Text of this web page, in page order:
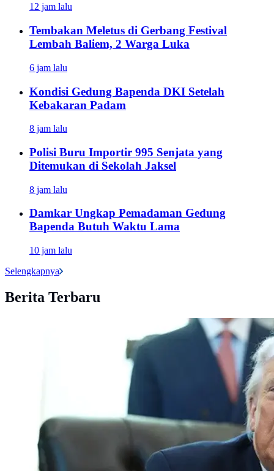
12 jam lalu
Tembakan Meletus di Gerbang Festival
Lembah Baliem, 2 Warga Luka
6 jam lalu
Kondisi Gedung Bapenda DKI Setelah
Kebakaran Padam
8 jam lalu
Polisi Buru Importir 995 Senjata yang
Ditemukan di Sekolah Jaksel
8 jam lalu
Damkar Ungkap Pemadaman Gedung
Bapenda Butuh Waktu Lama
10 jam lalu
Selengkapnya
Berita Terbaru